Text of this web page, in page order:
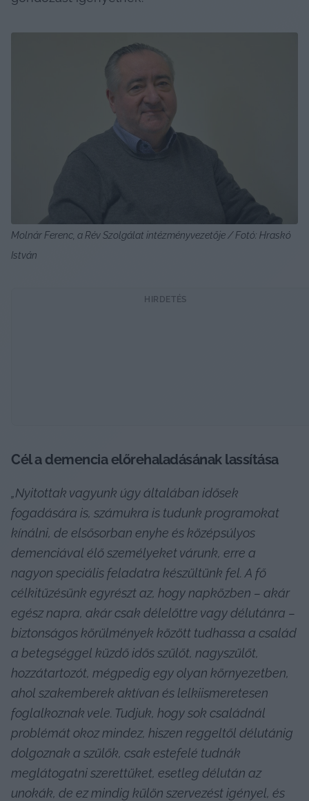
Molnár Ferenc, a Rév Szolgálat intézményvezetője / Fotó: Hraskó
István
HIRDETÉS
Cél a demencia előrehaladásának lassítása
„Nyitottak vagyunk úgy általában idősek
fogadására is, számukra is tudunk programokat
kínálni, de elsősorban enyhe és középsúlyos
demenciával élő személyeket várunk, erre a
nagyon speciális feladatra készültünk fel. A fő
célkitűzésünk egyrészt az, hogy napközben – akár
egész napra, akár csak délelőttre vagy délutánra –
biztonságos körülmények között tudhassa a család
a betegséggel küzdő idős szülőt, nagyszülőt,
hozzátartozót, mégpedig egy olyan környezetben,
ahol szakemberek aktívan és lelkiismeretesen
foglalkoznak vele. Tudjuk, hogy sok családnál
problémát okoz mindez, hiszen reggeltől délutánig
dolgoznak a szülők, csak estefelé tudnák
meglátogatni szerettüket, esetleg délután az
unokák, de ez mindig külön szervezést igényel, és